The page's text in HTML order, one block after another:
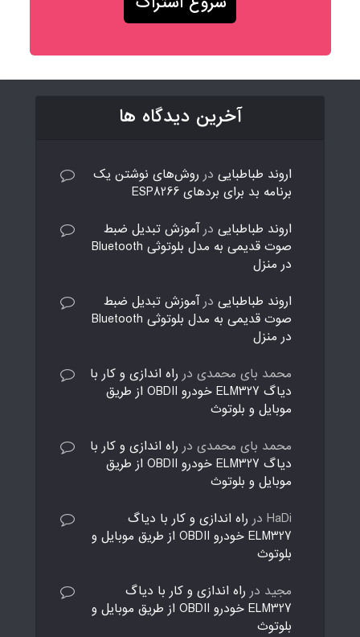
آخرین دیدگاه ها
اروند طباطبایی در روش‌های نوشتن یک
برنامه بد برای بردهای ESP8266
اروند طباطبایی درآموزش تبدیل ضبط
صوت قدیمی به مدل بلوتوثی Bluetooth
در منزل
اروند طباطبایی درآموزش تبدیل ضبط
صوت قدیمی به مدل بلوتوثی Bluetooth
در منزل
محمد بای محمدی در راه اندازی و کار با
دیاگ ELM327 خودرو OBDII از طریق
موبایل و بلوتوث
محمد بای محمدی در راه اندازی و کار با
دیاگ ELM327 خودرو OBDII از طریق
موبایل و بلوتوث
HaDi در راه اندازی و کار با دیاگ
ELM327 خودرو OBDII از طریق موبایل و
بلوتوث
مجید در راه اندازی و کار با دیاگ
ELM327 خودرو OBDII از طریق موبایل و
بلوتوث